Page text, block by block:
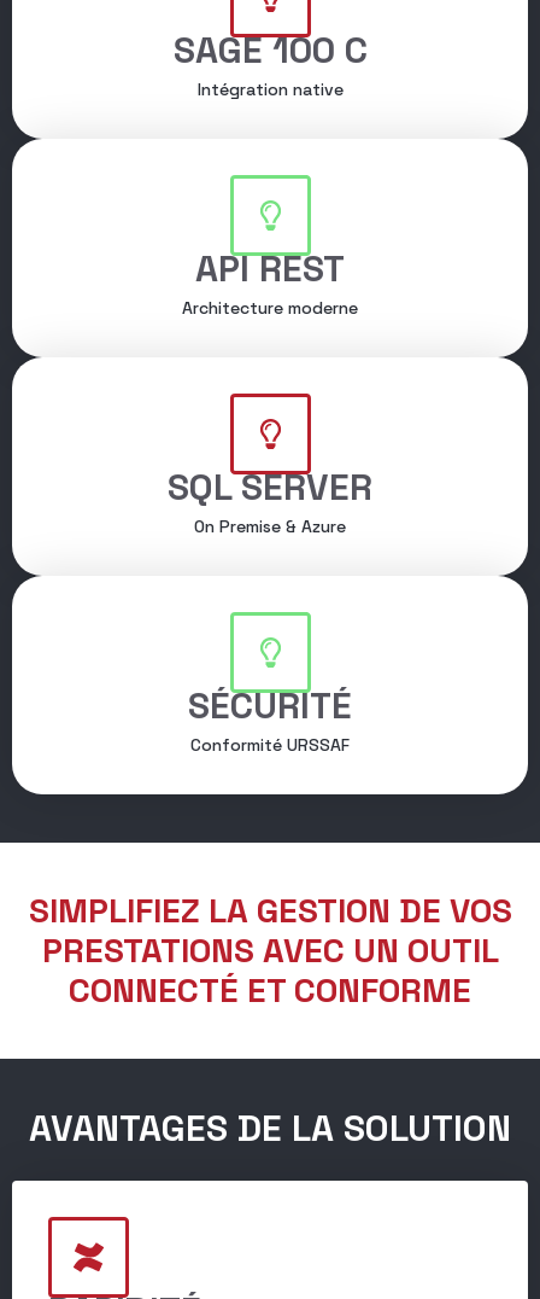
SAGE 100 C
Intégration native
API REST
Architecture moderne
SQL SERVER
On Premise & Azure
SÉCURITÉ
Conformité URSSAF
SIMPLIFIEZ LA GESTION DE VOS
PRESTATIONS AVEC UN OUTIL
CONNECTÉ ET CONFORME
AVANTAGES DE LA SOLUTION